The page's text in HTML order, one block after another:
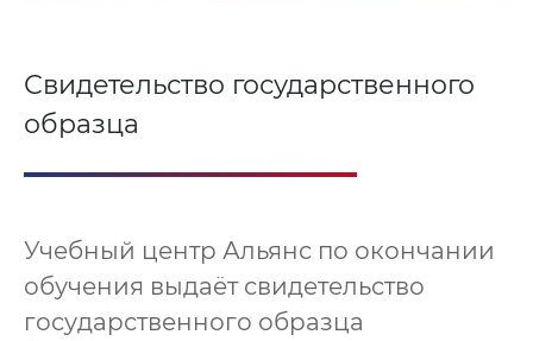
Свидетельство государственного
образца
Учебный центр Альянс по окончании
обучения выдаёт свидетельство
государственного образца